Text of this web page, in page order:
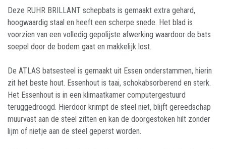
Deze RUHR BRILLANT schepbats is gemaakt extra gehard,
hoogwaardig staal en heeft een scherpe snede. Het blad is
voorzien van een volledig gepolijste afwerking waardoor de bats
soepel door de bodem gaat en makkelijk lost.
De ATLAS batsesteel is gemaakt uit Essen onderstammen, hierin
zit het beste hout. Essenhout is taai, schokabsorberend en sterk.
Het Essenhout is in een klimaatkamer computergestuurd
teruggedroogd. Hierdoor krimpt de steel niet, blijft gereedschap
muurvast aan de steel zitten en kan de doorgestoken hilt zonder
lijm of nietje aan de steel geperst worden.